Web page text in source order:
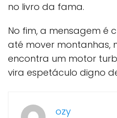
no livro da fama.
No fim, a mensagem é
até mover montanhas,
encontra um motor
vira espetáculo digno
ozy